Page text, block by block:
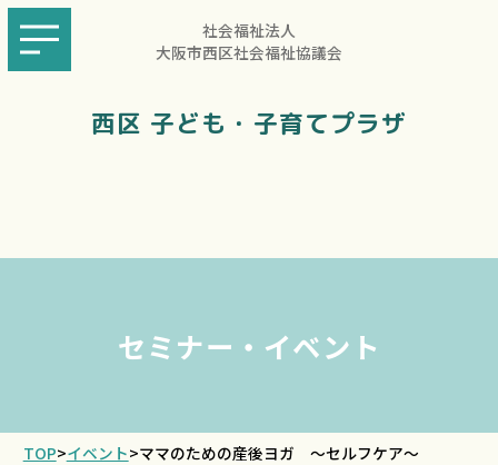
社会福祉法人
大阪市西区社会福祉協議会
西区 子ども・子育てプラザ
セミナー・イベント
TOP>イベント>ママのための産後ヨガ ～セルフケア～